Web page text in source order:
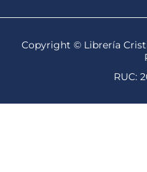
Copyright © Librería
RUC: